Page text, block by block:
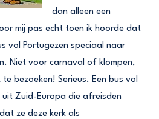
dan alleen een
mij pas echt toen ik hoorde dat
vol Portugezen speciaal naar
Niet voor carnaval of klompen,
bezoeken! Serieus. Een bus vol
Zuid-Europa die afreisden
ze deze kerk als